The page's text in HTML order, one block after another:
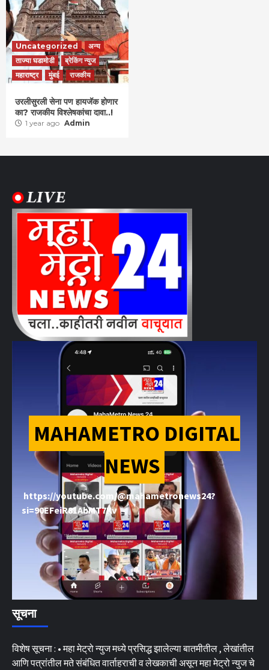
Uncategorized
अन्य
ताज्या घडामोडी
ब्रेकिंग न्युज
महाराष्ट्र
मुंबई राजकीय
उरलीसुरली सेना पण हायजॅक होणार
का? राजकीय विश्लेषकांचा दावा..!
1 year ago Admin
MAHAMETRO DIGITAL
NEWS
https://youtube.com/@mahametronews24?
si=90EFeiR81AbMT7Kv
सूचना
विशेष सूचना : • महा मेट्रो न्युज मध्ये प्रसिद्ध झालेल्या बातमीतील , लेखांतील
आणि पत्रांतील मते संबंधित वार्ताहराची व लेखकाची असून महा मेट्रो न्युज चे